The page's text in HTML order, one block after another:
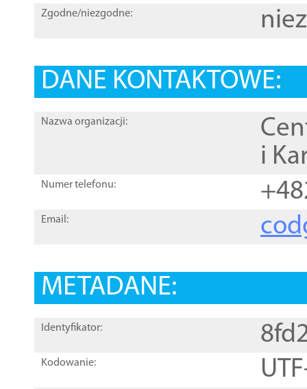
Zgodne/niezgodne:
DANE KONTAKTOWE:
Nazwa organizacji:
i
Numer telefonu:
Email:
METADANE:
Identyfikator:
Kodowanie: